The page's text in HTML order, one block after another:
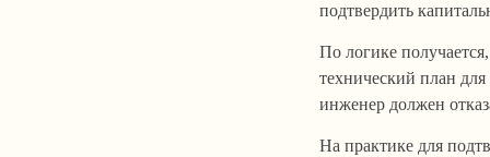
подтвердить
По логике
технический план
инженер должен
На практике для